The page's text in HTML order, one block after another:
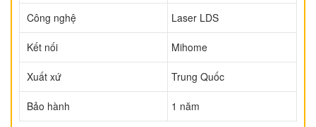
Công nghệ Laser LDS
Kết nối Mihome
Xuất xứ Trung Quốc
Bảo hành 1 năm